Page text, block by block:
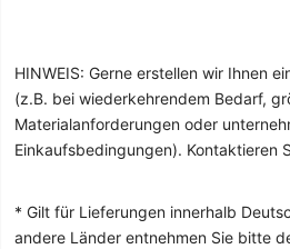
HINWEIS: Gerne erstellen wir Ihnen
(z.B. bei wiederkehrendem Bedarf,
Materialanforderungen oder
Einkaufsbedingungen). Kontaktieren
* Gilt für Lieferungen innerhalb
andere Länder entnehmen Sie bitte